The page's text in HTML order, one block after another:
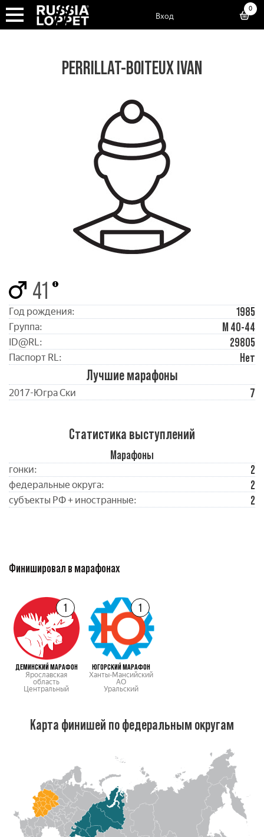
Вход
0
PERRILLAT-BOITEUX IVAN
41
Год рождения: 1985
Группа: М 40-44
ID@RL: 29805
Паспорт RL: Нет
Лучшие марафоны
2017-Югра Ски 7
Статистика выступлений
Марафоны
гонки: 2
федеральные округа: 2
субъекты РФ + иностранные: 2
Финишировал в марафонах
1
ДЕМИНСКИЙ МАРАФОН
Ярославская
область
Центральный
1
ЮГОРСКИЙ МАРАФОН
Ханты-Мансийский
АО
Уральский
Карта финишей по федеральным округам